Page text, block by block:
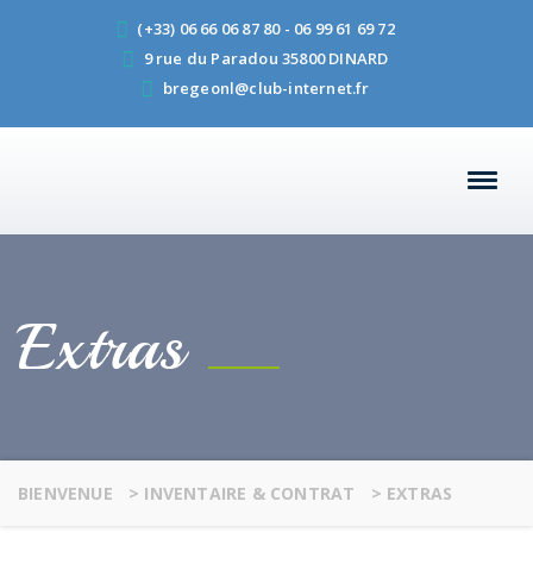
(+33) 06 66 06 87 80 - 06 99 61 69 72
9 rue du Paradou 35800 DINARD
bregeonl@club-internet.fr
Extras
BIENVENUE > INVENTAIRE & CONTRAT > EXTRAS